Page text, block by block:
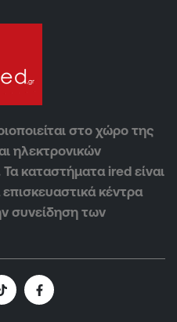
στο χώρο της
ηλεκτρονικών
καταστήματα ired είναι
κέντρα
συνείδηση των